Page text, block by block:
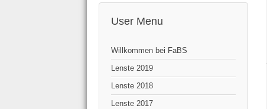
User Menu
Willkommen bei FaBS
Lenste 2019
Lenste 2018
Lenste 2017